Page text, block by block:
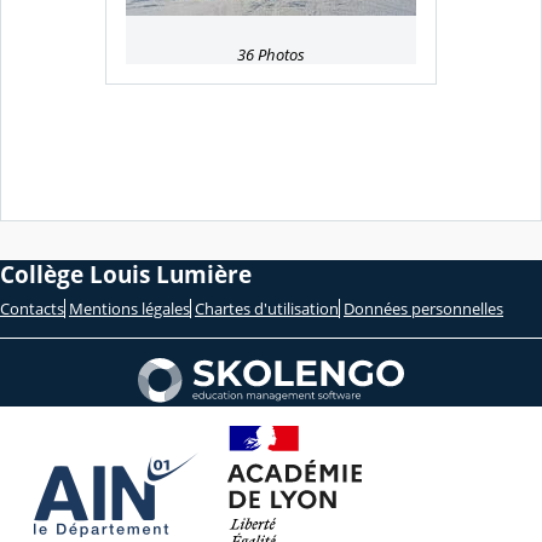
e
36 Photos
Collège Louis Lumière
Contacts Mentions légales Chartes d'utilisation Données personnelles